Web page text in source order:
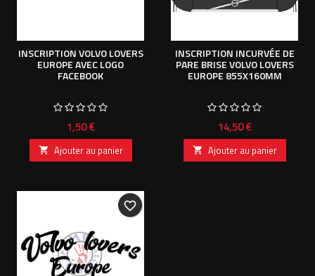
INSCRIPTION VOLVO LOVERS
EUROPE AVEC LOGO
FACEBOOK
Prix
1,50 €
 Ajouter au panier
INSCRIPTION INCURVÉE DE
PARE BRISE VOLVO LOVERS
EUROPE 855X160MM
Prix
14,50 €
 Ajouter au panier
favorite_border